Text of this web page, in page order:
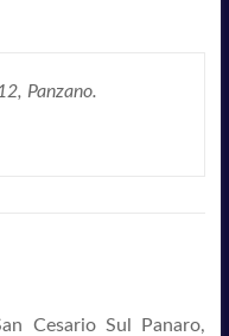
Panzano.
Cesario Sul Panaro,